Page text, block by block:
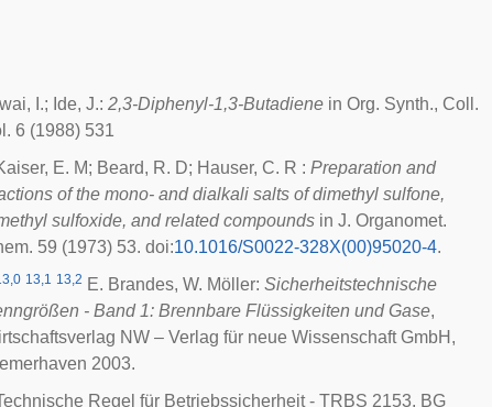
Iwai, I.; Ide, J.: 2,3-Diphenyl-1,3-Butadiene in Org. Synth., Coll.
6 (1988) 531
E. M; Beard, R. D; Hauser, C. R : Preparation and
of the mono- and dialkali salts of dimethyl sulfone,
sulfoxide, and related compounds in J. Organomet.
59 (1973) 53. doi:10.1016/S0022-328X(00)95020-4.
13,1 13,2 E. Brandes, W. Möller: Sicherheitstechnische
- Band 1: Brennbare Flüssigkeiten und Gase,
NW – Verlag für neue Wissenschaft GmbH,
2003.
Regel für Betriebssicherheit - TRBS 2153, BG